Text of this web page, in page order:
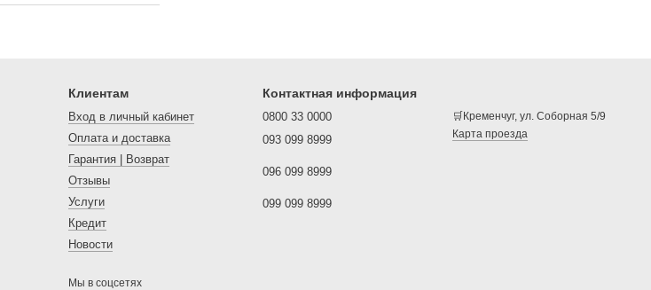
Клиентам
Вход в личный кабинет
Оплата и доставка
Гарантия | Возврат
Отзывы
Услуги
Кредит
Новости
Мы в соцсетях
Контактная информация
0800 33 0000
093 099 8999
096 099 8999
099 099 8999
🛒Кременчуг, ул. Соборная 5/9
Карта проезда